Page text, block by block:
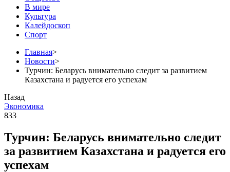
В мире
Культура
Калейдоскоп
Спорт
Главная>
Новости>
Турчин: Беларусь внимательно следит за развитием
Казахстана и радуется его успехам
Назад
Экономика
833
Турчин: Беларусь внимательно следит
за развитием Казахстана и радуется его
успехам